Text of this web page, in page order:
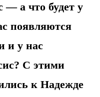
— а что будет у
появляются
и у нас
С этими
к Надежде